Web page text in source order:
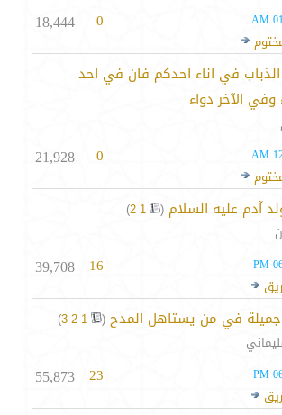
0
18,444
الذباب في اناء احدكم فان في احد
وفي الآخر دواء
0
21,928
آدم عليه السلام (
1
2
)
16
39,708
في من يستاهل المدح (
1
2
3
)
23
55,873